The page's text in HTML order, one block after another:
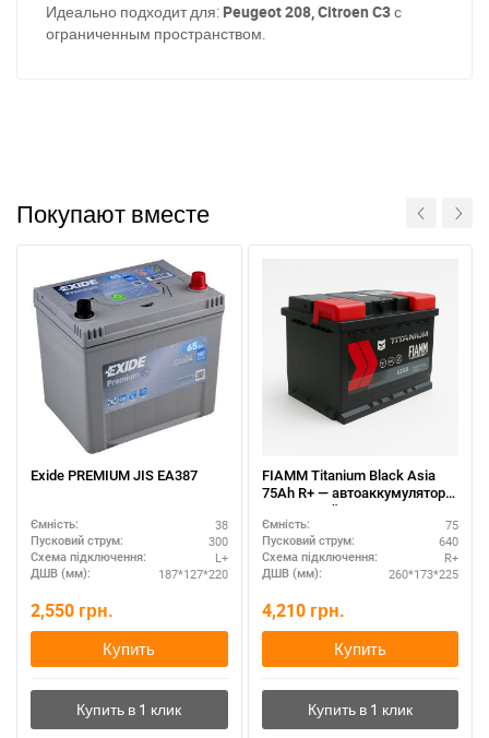
Идеально подходит для: Peugeot 208, Citroen C3с
ограниченным пространством.
Покупают вместе
Exide PREMIUM JIS EA387
Ємність: 38
Пусковий струм: 300
Схема підключення: L+
ДШВ (мм): 187*127*220
2,550 грн.
Купить
FIAMM Titanium Black Asia
75Ah R+ — автоаккумулятор
по хорошей цене
Ємність: 75
Пусковий струм: 640
Схема підключення: R+
ДШВ (мм): 260*173*225
4,210 грн.
Купить
Написати в Viber Написати в Telegram